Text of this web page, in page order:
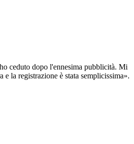
ceduto dopo l'ennesima pubblicità. Mi
e la registrazione è stata semplicissima».